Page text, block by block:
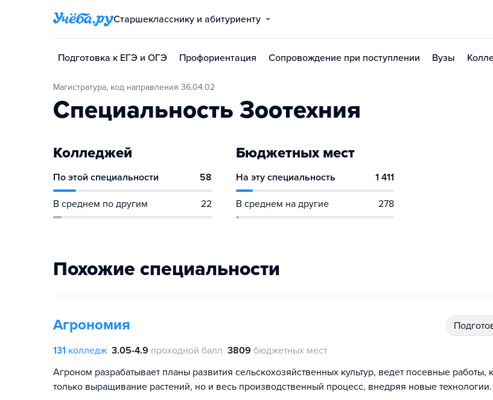
Старшекласснику и абитуриенту
Подготовка к ЕГЭ и ОГЭ Профориентация Сопровождение при поступлении Вузы
Магистратура, код направления 36.04.02
Специальность Зоотехния
Колледжей
По этой специальности 58
В среднем по другим 22
Бюджетных мест
На эту специальность 1 411
В среднем на другие 278
Похожие специальности
Агрономия
131 колледж 3.05-4.9 проходной балл 3809 бюджетных мест
Агроном разрабатывает планы развития сельскохозяйственных культур, ведет посевные работы,
только выращивание растений, но и весь производственный процесс, внедряя новые технологии.